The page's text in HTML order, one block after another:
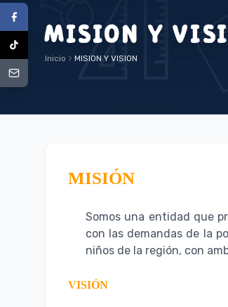
MISION Y
Inicio MISION Y VISION
MISIÓN
Somos una entidad que
con las demandas de la
niños de la región, con
VISIÓN